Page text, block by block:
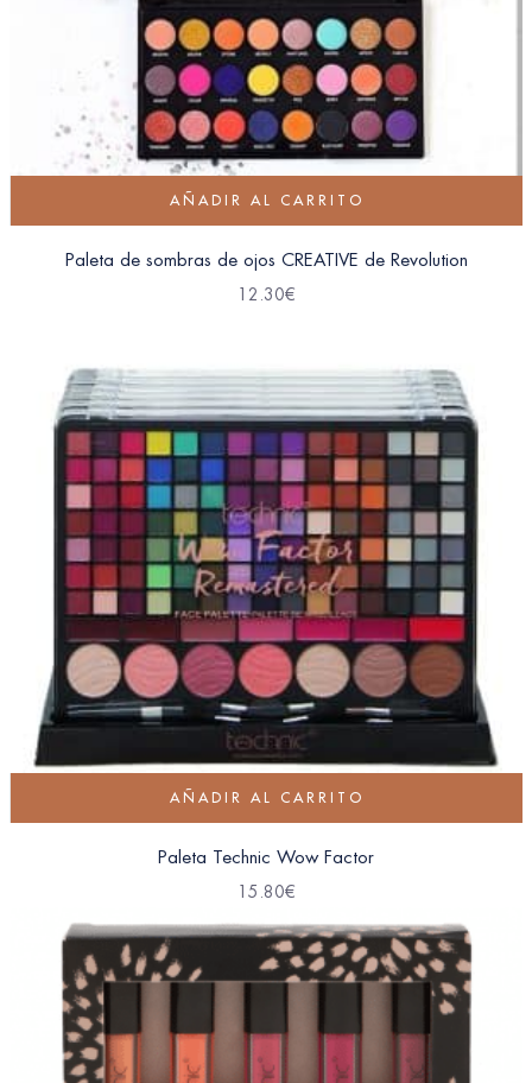
AÑADIR AL CARRITO
Paleta de sombras de ojos CREATIVE de Revolution
12.30€
AÑADIR AL CARRITO
Paleta Technic Wow Factor
15.80€